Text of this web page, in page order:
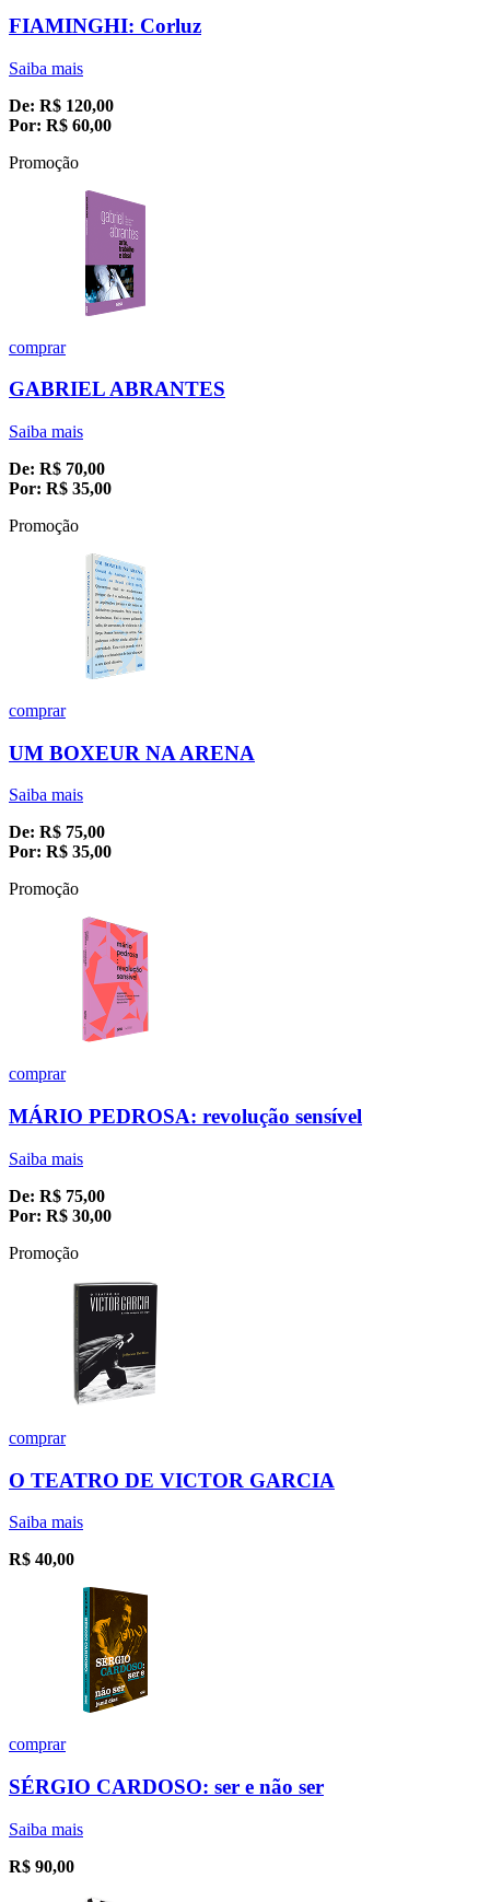
FIAMINGHI: Corluz
Saiba mais
De: R$ 120,00
Por: R$ 60,00
Promoção
comprar
GABRIEL ABRANTES
Saiba mais
De: R$ 70,00
Por: R$ 35,00
Promoção
comprar
UM BOXEUR NA ARENA
Saiba mais
De: R$ 75,00
Por: R$ 35,00
Promoção
comprar
MÁRIO PEDROSA: revolução sensível
Saiba mais
De: R$ 75,00
Por: R$ 30,00
Promoção
comprar
O TEATRO DE VICTOR GARCIA
Saiba mais
R$ 40,00
comprar
SÉRGIO CARDOSO: ser e não ser
Saiba mais
R$ 90,00